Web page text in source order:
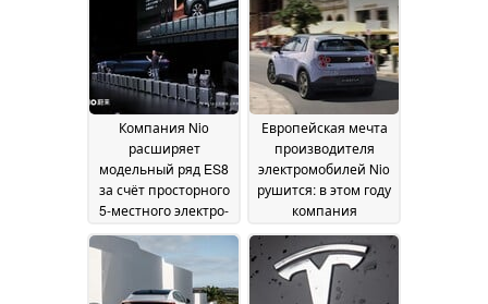
для сотрудников,
более 100 роботакси
готовы к
эксплуатации14 July
2026
Cybertruck»13 July 2026
Компания Nio
расширяет
модельный ряд ES8
за счёт просторного
5-местного электро-
12 July 2026
Европейская мечта
производителя
электромобилей Nio
рушится: в этом году
компания
всего 45
автомобилей по
всей Европе